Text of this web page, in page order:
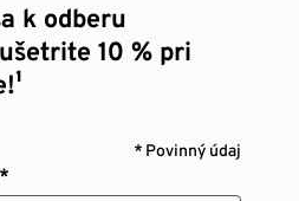
k odberu
10 % pri
* Povinný údaj